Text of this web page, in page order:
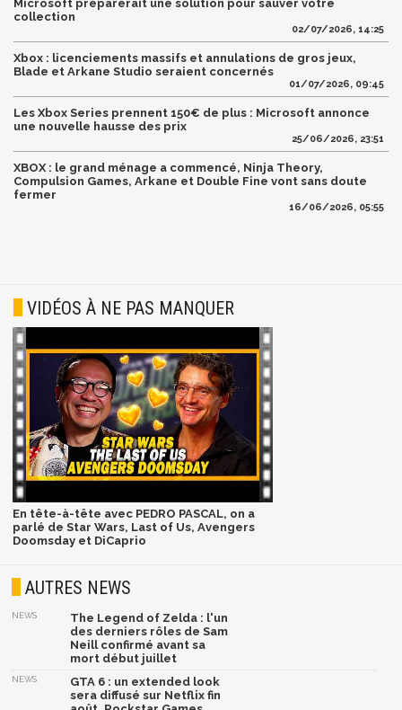
Microsoft préparerait une solution pour sauver votre
collection
02/07/2026, 14:25
Xbox : licenciements massifs et annulations de gros jeux,
Blade et Arkane Studio seraient concernés
01/07/2026, 09:45
Les Xbox Series prennent 150€ de plus : Microsoft annonce
une nouvelle hausse des prix
25/06/2026, 23:51
XBOX : le grand ménage a commencé, Ninja Theory,
Compulsion Games, Arkane et Double Fine vont sans doute
fermer
16/06/2026, 05:55
VIDÉOS À NE PAS MANQUER
En tête-à-tête avec PEDRO PASCAL, on a
parlé de Star Wars, Last of Us, Avengers
Doomsday et DiCaprio
AUTRES NEWS
NEWS
The Legend of Zelda : l'un
des derniers rôles de Sam
Neill confirmé avant sa
mort début juillet
NEWS
GTA 6 : un extended look
sera diffusé sur Netflix fin